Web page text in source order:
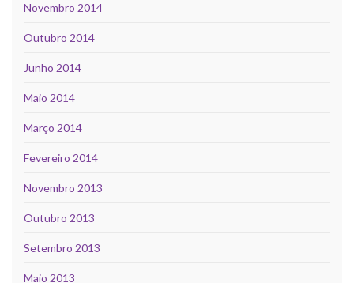
Novembro 2014
Outubro 2014
Junho 2014
Maio 2014
Março 2014
Fevereiro 2014
Novembro 2013
Outubro 2013
Setembro 2013
Maio 2013